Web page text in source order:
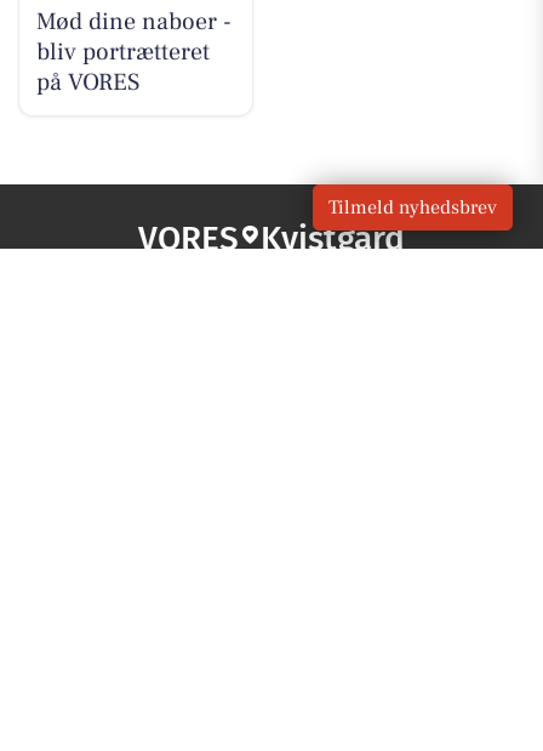
Mød dine naboer -
bliv portrætteret
på VORES
VORES Kvistgård
Tilmeld nyhedsbrev